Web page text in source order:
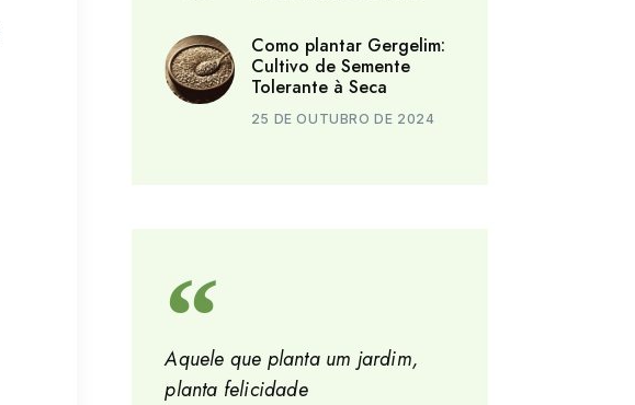
Como plantar Gergelim:
Cultivo de Semente
Tolerante à Seca
25 DE OUTUBRO DE 2024
Aquele que planta um jardim,
planta felicidade